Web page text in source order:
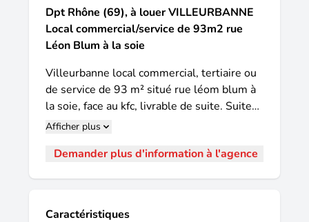
Dpt Rhône (69), à louer VILLEURBANNE
Local commercial/service de 93m2 rue
Léon Blum à la soie
Villeurbanne local commercial, tertiaire ou
de service de 93 m² situé rue léom blum à
la soie, face au kfc, livrable de suite. Suite
arrêt d'activité, contrairement aux autres
il y a eu plus de 100k€ de travaux. Un pas
tertiaire, commerces ou activités de service
Afficher plus
Demander plus d'information à l'agence
Caractéristiques